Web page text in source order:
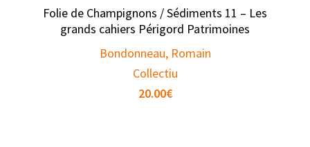
Folie de Champignons / Sédiments 11 – Les
grands cahiers Périgord Patrimoines
Bondonneau, Romain
Collectiu
20.00€